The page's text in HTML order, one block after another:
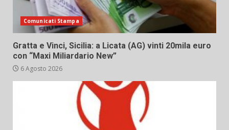
Comunicati Stampa
Gratta e Vinci, Sicilia: a Licata (AG) vinti 20mila euro
con “Maxi Miliardario New”
6 Agosto 2026